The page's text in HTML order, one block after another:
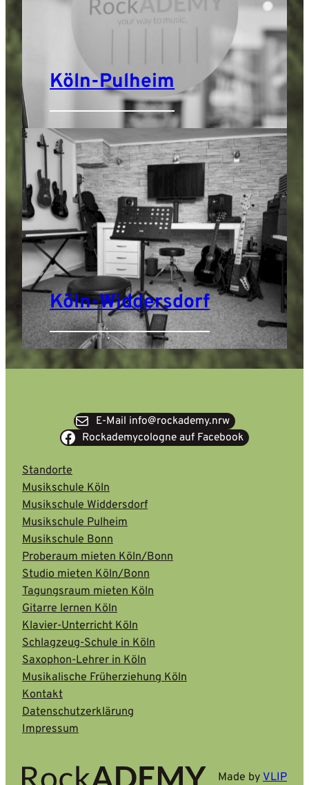
Köln-Pulheim
Köln-Widdersdorf
E-Mail info@rockademy.nrw
Rockademycologne auf Facebook
Standorte
Musikschule Köln
Musikschule Widdersdorf
Musikschule Pulheim
Musikschule Bonn
Proberaum mieten Köln/Bonn
Studio mieten Köln/Bonn
Tagungsraum mieten Köln
Gitarre lernen Köln
Klavier-Unterricht Köln
Schlagzeug-Schule in Köln
Saxophon-Lehrer in Köln
Musikalische Früherziehung Köln
Kontakt
Datenschutzerklärung
Impressum
Made by VLIP